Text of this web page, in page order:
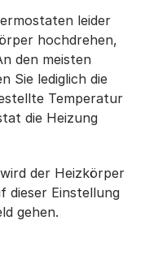
leider
hochdrehen,
den meisten
Sie lediglich die
Temperatur
die Heizung
der Heizkörper
dieser Einstellung
gehen.